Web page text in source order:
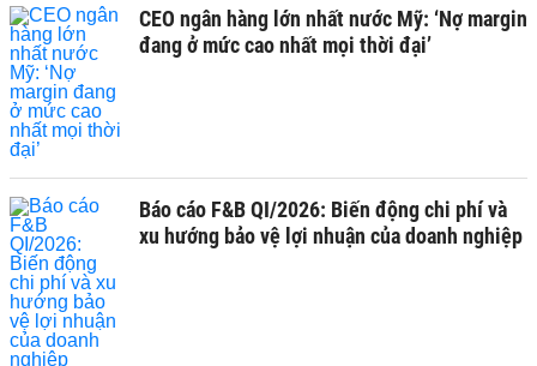
CEO ngân hàng lớn nhất nước Mỹ: ‘Nợ margin
đang ở mức cao nhất mọi thời đại’
Báo cáo F&B QI/2026: Biến động chi phí và
xu hướng bảo vệ lợi nhuận của doanh nghiệp